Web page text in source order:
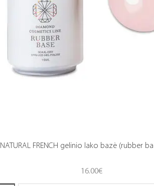
NATURAL FRENCH gelinio lako bazė (rubber
16.00€